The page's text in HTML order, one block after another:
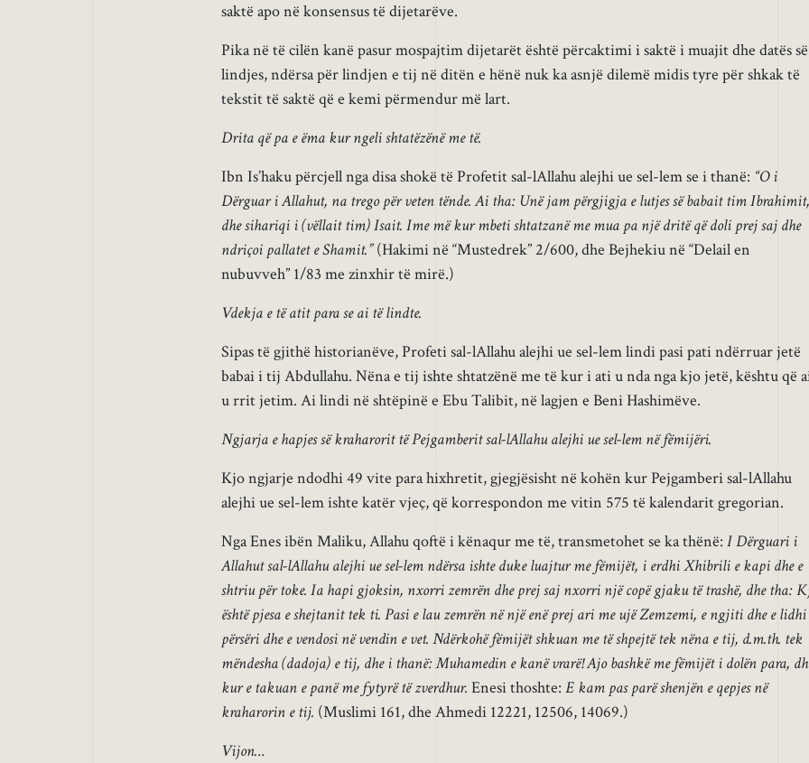
saktë apo në konsensus të dijetarëve.
Pika në të cilën kanë pasur mospajtim dijetarët është përcaktimi i saktë i muajit dhe datës së
lindjes, ndërsa për lindjen e tij në ditën e hënë nuk ka asnjë dilemë midis tyre për shkak të
tekstit të saktë që e kemi përmendur më lart.
Drita që pa e ëma kur ngeli shtatëzënë me të.
Ibn Is’haku përcjell nga disa shokë të Profetit sal-lAllahu alejhi ue sel-lem se i thanë: “O i
Dërguar i Allahut, na trego për veten tënde. Ai tha: Unë jam përgjigja e lutjes së babait tim Ibrahimit,
dhe sihariqi i (vëllait tim) Isait. Ime më kur mbeti shtatzanë me mua pa një dritë që doli prej saj dhe
ndriçoi pallatet e Shamit.”(Hakimi në “Mustedrek” 2/600, dhe Bejhekiu në “Delail en
nubuvveh” 1/83 me zinxhir të mirë.)
Vdekja e të atit para se ai të lindte.
Sipas të gjithë historianëve, Profeti sal-lAllahu alejhi ue sel-lem lindi pasi pati ndërruar jetë
babai i tij Abdullahu. Nëna e tij ishte shtatzënë me të kur i ati u nda nga kjo jetë, kështu që
u rrit jetim. Ai lindi në shtëpinë e Ebu Talibit, në lagjen e Beni Hashimëve.
Ngjarja e hapjes së kraharorit të Pejgamberit sal-lAllahu alejhi ue sel-lem në fëmijëri.
Kjo ngjarje ndodhi 49 vite para hixhretit, gjegjësisht në kohën kur Pejgamberi sal-lAllahu
alejhi ue sel-lem ishte katër vjeç, që korrespondon me vitin 575 të kalendarit gregorian.
Nga Enes ibën Maliku, Allahu qoftë i kënaqur me të, transmetohet se ka thënë: I Dërguari i
Allahut sal-lAllahu alejhi ue sel-lem ndërsa ishte duke luajtur me fëmijët, i erdhi Xhibrili e kapi dhe e
shtriu për toke. Ia hapi gjoksin, nxorri zemrën dhe prej saj nxorri një copë gjaku të trashë, dhe tha:
është pjesa e shejtanit tek ti. Pasi e lau zemrën në një enë prej ari me ujë Zemzemi, e ngjiti dhe e lidhi
përsëri dhe e vendosi në vendin e vet. Ndërkohë fëmijët shkuan me të shpejtë tek nëna e tij, d.m.th. tek
mëndesha (dadoja) e tij, dhe i thanë: Muhamedin e kanë vrarë! Ajo bashkë me fëmijët i dolën para,
kur e takuan e panë me fytyrë të zverdhur. Enesi thoshte: E kam pas parë shenjën e qepjes në
kraharorin e tij. (Muslimi 161, dhe Ahmedi 12221, 12506, 14069.)
Vijon…